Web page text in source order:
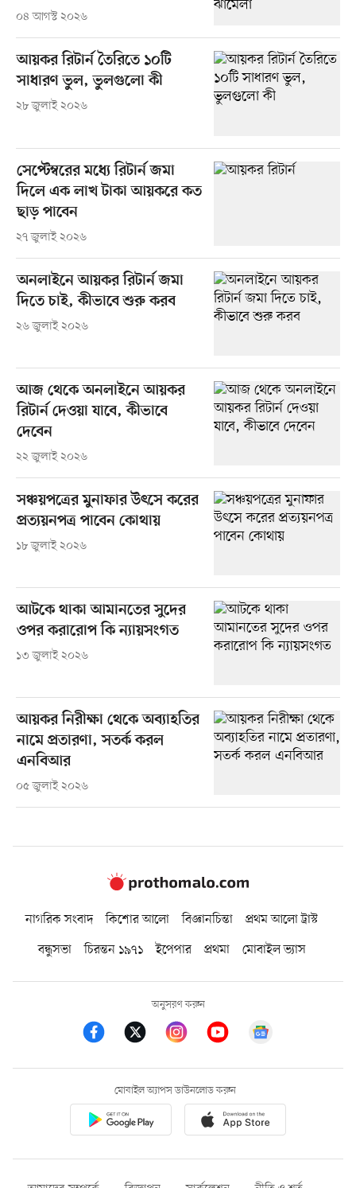
০৪ আগস্ট ২০২৬
আয়কর রিটার্ন তৈরিতে ১০টি
সাধারণ ভুল, ভুলগুলো কী
২৮ জুলাই ২০২৬
সেপ্টেম্বরের মধ্যে রিটার্ন জমা
দিলে এক লাখ টাকা আয়করে কত
ছাড় পাবেন
২৭ জুলাই ২০২৬
অনলাইনে আয়কর রিটার্ন জমা
দিতে চাই, কীভাবে শুরু করব
২৬ জুলাই ২০২৬
আজ থেকে অনলাইনে আয়কর
রিটার্ন দেওয়া যাবে, কীভাবে
দেবেন
২২ জুলাই ২০২৬
সঞ্চয়পত্রের মুনাফার উৎসে করের
প্রত্যয়নপত্র পাবেন কোথায়
১৮ জুলাই ২০২৬
আটকে থাকা আমানতের সুদের
ওপর করারোপ কি ন্যায়সংগত
১৩ জুলাই ২০২৬
আয়কর নিরীক্ষা থেকে অব্যাহতির
নামে প্রতারণা, সতর্ক করল
এনবিআর
০৫ জুলাই ২০২৬
নাগরিক সংবাদ কিশোর আলো বিজ্ঞানচিন্তা
প্রথম আলো ট্রাস্ট
বন্ধুসভা
চিরন্তন ১৯৭১ ইপেপার প্রথমা মোবাইল ভ্যাস
অনুসরণ করুন
মোবাইল অ্যাপস ডাউনলোড করুন